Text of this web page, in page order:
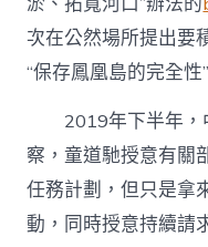
次在公然場所提出要
“保存鳳凰島的完全性
2019年下半年
察，童道馳授意有關
任務計劃，但只是拿
動，同時授意持續請